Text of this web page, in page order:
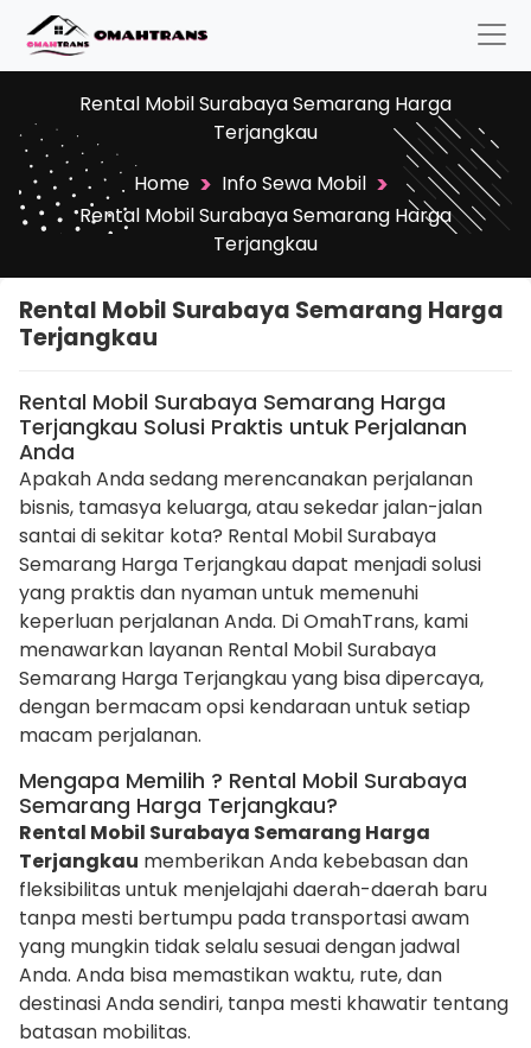
Rental Mobil Surabaya Semarang Harga
Terjangkau
Home > Info Sewa Mobil >
Rental Mobil Surabaya Semarang Harga
Terjangkau
Rental Mobil Surabaya Semarang Harga
Terjangkau
Rental Mobil Surabaya Semarang Harga
Terjangkau Solusi Praktis untuk Perjalanan
Anda
Apakah Anda sedang merencanakan perjalanan
bisnis, tamasya keluarga, atau sekedar jalan-jalan
santai di sekitar kota? Rental Mobil Surabaya
Semarang Harga Terjangkau dapat menjadi solusi
yang praktis dan nyaman untuk memenuhi
keperluan perjalanan Anda. Di OmahTrans, kami
menawarkan layanan Rental Mobil Surabaya
Semarang Harga Terjangkau yang bisa dipercaya,
dengan bermacam opsi kendaraan untuk setiap
macam perjalanan.
Mengapa Memilih ? Rental Mobil Surabaya
Semarang Harga Terjangkau?
Rental Mobil Surabaya Semarang Harga
Terjangkau memberikan Anda kebebasan dan
fleksibilitas untuk menjelajahi daerah-daerah baru
tanpa mesti bertumpu pada transportasi awam
yang mungkin tidak selalu sesuai dengan jadwal
Anda. Anda bisa memastikan waktu, rute, dan
destinasi Anda sendiri, tanpa mesti khawatir tentang
batasan mobilitas.